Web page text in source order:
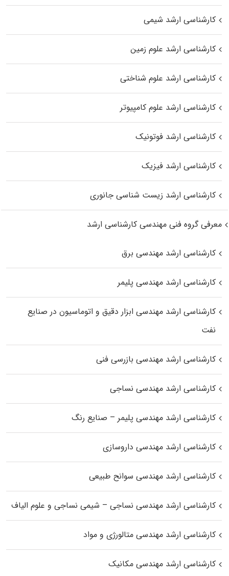
کارشناسی ارشد شیمی
کارشناسی ارشد علوم زمین
کارشناسی ارشد علوم شناختی
کارشناسی ارشد علوم کامپیوتر
کارشناسی ارشد فوتونیک
کارشناسی ارشد فیزیک
کارشناسی ارشد زیست‌ شناسی جانوری
معرفی گروه فنی مهندسی کارشناسی ارشد
کارشناسی ارشد مهندسی برق
کارشناسی ارشد مهندسی پلیمر
کارشناسی ارشد مهندسی ابزار دقیق و اتوماسیون در صنایع
نفت
کارشناسی ارشد مهندسی بازرسی فنی
کارشناسی ارشد مهندسی نساجی
کارشناسی ارشد مهندسی پلیمر – صنایع رنگ
کارشناسی ارشد مهندسی داروسازی
کارشناسی ارشد مهندسی سوانح طبیعی
کارشناسی ارشد مهندسی نساجی – شیمی نساجی و علوم الیاف
کارشناسی ارشد مهندسی متالورژی و مواد
کارشناسی ارشد مهندسی مکانیک